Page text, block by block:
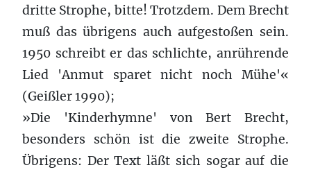
dritte Strophe, bitte! Trotzdem. Dem Brecht
muß das übrigens auch aufgestoßen sein.
1950 schreibt er das schlichte, anrührende
Lied 'Anmut sparet nicht noch Mühe'«
(Geißler 1990);
»Die 'Kinderhymne' von Bert Brecht,
besonders schön ist die zweite Strophe.
Übrigens: Der Text läßt sich sogar auf die